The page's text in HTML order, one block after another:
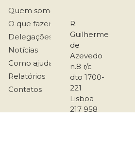
Quem somos
O que fazemos
Delegações
Notícias
Como ajudar
Relatórios
Contatos
R.
Guilherme
de
Azevedo
n.8 r/c
dto 1700-
221
Lisboa
217 958